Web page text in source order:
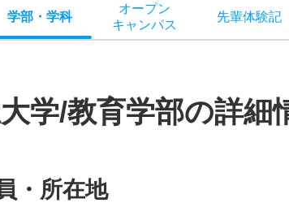
学部 ・ 学科
オープン
キャンパス
先輩体験記
学/教育学部の詳細
・所在地